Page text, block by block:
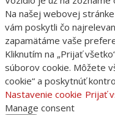
Na našej webovej
vám poskytli čo
zapamätáme vaše
Kliknutím na „Prijať
súborov cookie. Môžete
cookie“ a poskytnúť
Nastavenie cookie Prijať
Manage consent